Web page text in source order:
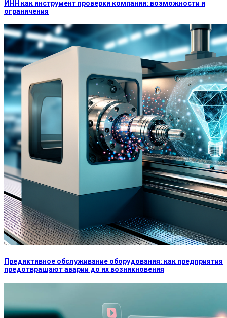
ИНН как инструмент проверки компании: возможности и
ограничения
Предиктивное обслуживание оборудования: как предприятия
предотвращают аварии до их возникновения